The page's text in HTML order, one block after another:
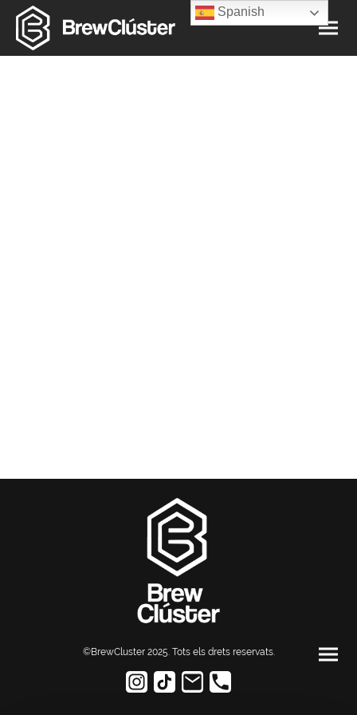
©BrewCluster 2025. Tots els drets reservats.
Spanish